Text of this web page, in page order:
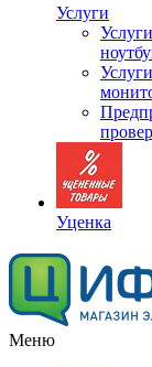
Услуги
Уценка
Меню